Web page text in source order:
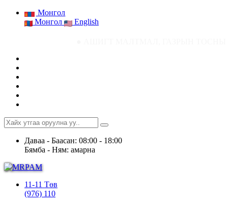
Монгол
Монгол
English
Даваа - Баасан: 08:00 - 18:00
Бямба - Ням: амарна
11-11 Төв
(976) 110